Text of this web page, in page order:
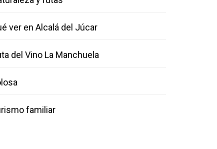
ver en Alcalá del Júcar
del Vino La Manchuela
familiar